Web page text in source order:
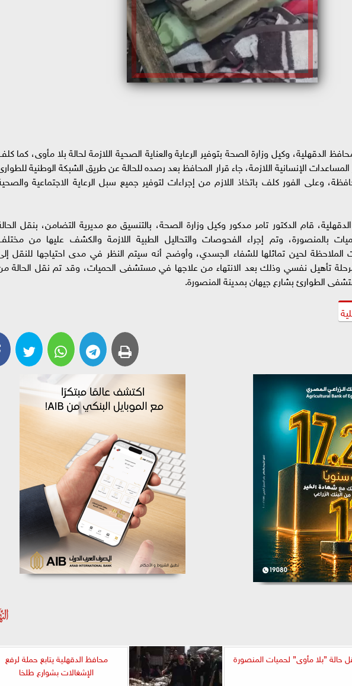
الدقهلية، وكيل وزارة الصحة بتوفير الرعاية والعناية الصحية اللازمة لحالة بلا مأوى، كما
الإنسانية اللازمة، جاء قرار المحافظ بعد رصده للحالة عن طريق الشبكة الوطنية
وعلى الفور كلف باتخاذ اللازم من إجراءات لتوفير جميع سبل الرعاية الاجتماعية
قام الدكتور تامر مدكور وكيل وزارة الصحة، بالتنسيق مع مديرية التضامن، بنقل
بالمنصورة، وتم إجراء الفحوصات والتحاليل الطبية اللازمة والكشف عليها من
لحين تماثلها للشفاء الجسدي، وأوضح أنه سيتم النظر في مدى احتياجها للنقل
تأهيل نفسي وذلك بعد الانتهاء من علاجها في مستشفى الحميات، وقد تم نقل الحالة
الطوارئ بشارع جيهان بمدينة المنصورة.
حالة ”بلا مأوى” لحميات المنصورة
محافظ الدقهلية يتابع حملة لرفع
الإشغالات بشوارع طلخا